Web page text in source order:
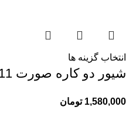
انتخاب گزینه ها
شیور دو کاره صورت 60111 DSP
1,580,000 تومان